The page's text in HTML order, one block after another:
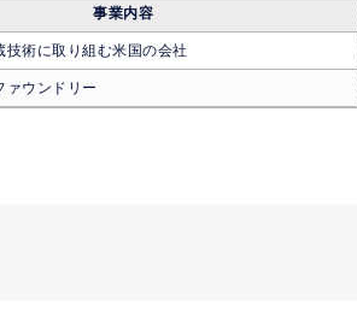
事業内容
技術に取り組む米国の会社
ァウンドリー